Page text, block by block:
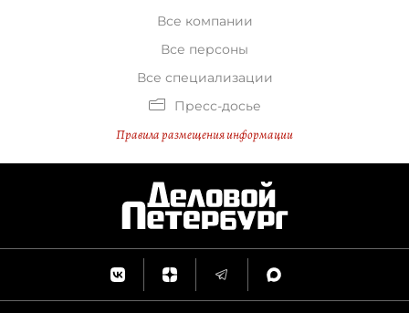
Все компании
Все персоны
Все специализации
Пресс-досье
Правила размещения информации